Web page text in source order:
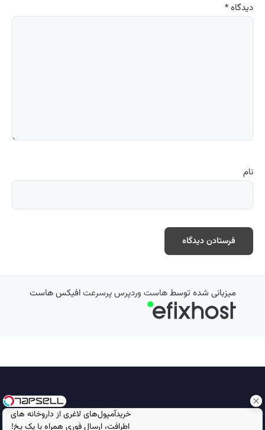
خریدآمپول‌های لاغری از داروخانه های
اطرافت، ارسال فوری همراه با پک یخ!
دیدگاه*
نام
میزبانی شده توسطهاست وردپرس پرسرعتافیکس هاست